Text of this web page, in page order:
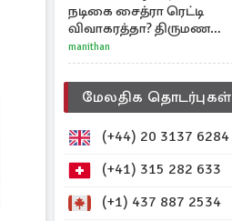
நடிகை சைத்ரா ரெட்டி
விவாகரத்தா? திருமண
புகைப்படங்களை நீக்கம்
manithan
மேலதிக தொடர்புகள்
(+44) 20 3137 6284
(+41) 315 282 633
(+1) 437 887 2534